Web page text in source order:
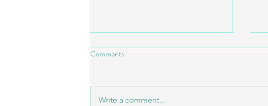
Tribal Crew!
Comments
Write a comment...